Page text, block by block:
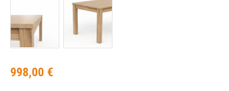
998,00 €